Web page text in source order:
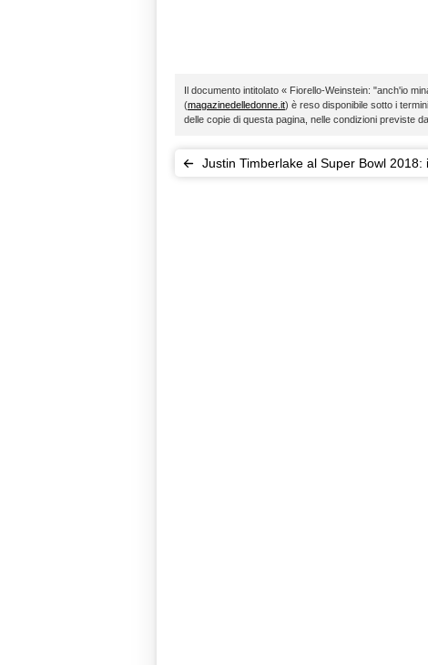
Il documento intitolato « Fiorello-Weinstein: "anch'io
(magazinedelledonne.it) è reso disponibile sotto i
delle copie di questa pagina, nelle condizioni previste
Justin Timberlake al Super Bowl 2018: